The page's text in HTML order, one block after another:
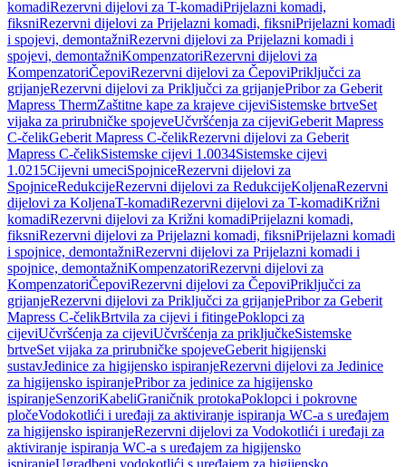
komadiRezervni dijelovi za T-komadiPrijelazni komadi,
fiksniRezervni dijelovi za Prijelazni komadi, fiksniPrijelazni komadi
i spojevi, demontažniRezervni dijelovi za Prijelazni komadi i
spojevi, demontažniKompenzatoriRezervni dijelovi za
KompenzatoriČepoviRezervni dijelovi za ČepoviPriključci za
grijanjeRezervni dijelovi za Priključci za grijanjePribor za Geberit
Mapress ThermZaštitne kape za krajeve cijeviSistemske brtveSet
vijaka za prirubničke spojeveUčvršćenja za cijeviGeberit Mapress
C-čelikGeberit Mapress C-čelikRezervni dijelovi za Geberit
Mapress C-čelikSistemske cijevi 1.0034Sistemske cijevi
1.0215Cijevni umeciSpojniceRezervni dijelovi za
SpojniceRedukcijeRezervni dijelovi za RedukcijeKoljenaRezervni
dijelovi za KoljenaT-komadiRezervni dijelovi za T-komadiKrižni
komadiRezervni dijelovi za Križni komadiPrijelazni komadi,
fiksniRezervni dijelovi za Prijelazni komadi, fiksniPrijelazni komadi
i spojnice, demontažniRezervni dijelovi za Prijelazni komadi i
spojnice, demontažniKompenzatoriRezervni dijelovi za
KompenzatoriČepoviRezervni dijelovi za ČepoviPriključci za
grijanjeRezervni dijelovi za Priključci za grijanjePribor za Geberit
Mapress C-čelikBrtvila za cijevi i fitingePoklopci za
cijeviUčvršćenja za cijeviUčvršćenja za priključkeSistemske
brtveSet vijaka za prirubničke spojeveGeberit higijenski
sustavJedinice za higijensko ispiranjeRezervni dijelovi za Jedinice
za higijensko ispiranjePribor za jedinice za higijensko
ispiranjeSenzoriKabeliGraničnik protokaPoklopci i pokrovne
pločeVodokotlići i uređaji za aktiviranje ispiranja WC-a s uređajem
za higijensko ispiranjeRezervni dijelovi za Vodokotlići i uređaji za
aktiviranje ispiranja WC-a s uređajem za higijensko
ispiranjeUgradbeni vodokotlići s uređajem za higijensko